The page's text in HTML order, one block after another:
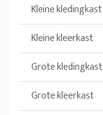
Kleine kledingkast
Kleine kleerkast
Grote kledingkast
Grote kleerkast